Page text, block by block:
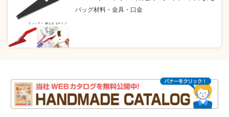
バッグ材料・金具・口金